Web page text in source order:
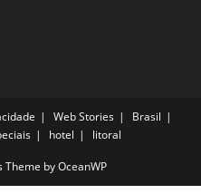
Web Stories
Brasil
hotel litoral
by OceanWP